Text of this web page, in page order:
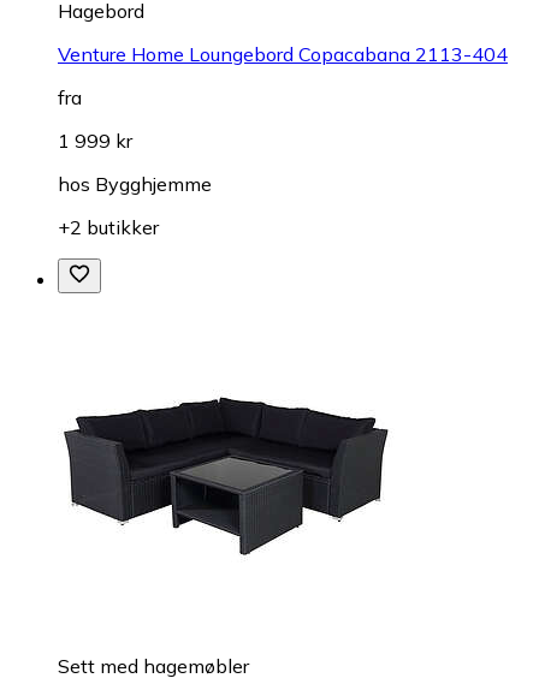
Hagebord
Venture Home Loungebord Copacabana 2113-404
fra
1 999 kr
hos Bygghjemme
+2 butikker
Sett med hagemøbler